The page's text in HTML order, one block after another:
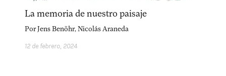
La memoria de nuestro paisaje
PorJens Benöhr,Nicolás Araneda
12 de febrero, 2024